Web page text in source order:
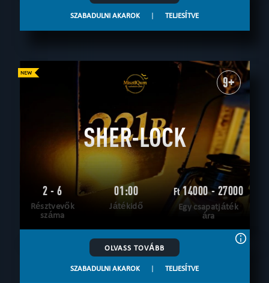
SZABADULNI AKAROK | TELJESÍTVE
9+
SHER-LOCK
2 - 6
Résztvevők
száma
01:00
Játékidő
Ft14000 - 27000
Egy csapatjáték
ára
OLVASS TOVÁBB
SZABADULNI AKAROK | TELJESÍTVE